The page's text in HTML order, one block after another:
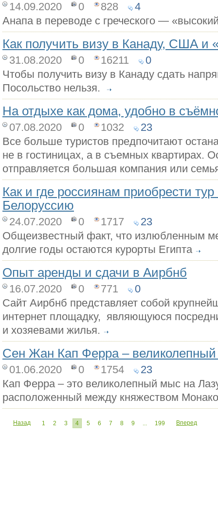
14.09.2020 0 828
4
Анапа в переводе с греческого —
Как получить визу в Канаду, США и
31.08.2020 0 16211
0
Чтобы получить визу в Канаду сдать
Посольство нельзя.
На отдыхе как дома, удобно в
07.08.2020 0 1032
23
Все больше туристов предпочитают
не в гостиницах, а в съемных квартирах.
отправляется большая компания или
Как и где россиянам приобрести тур
Белоруссию
24.07.2020 0 1717
23
Общеизвестный факт, что излюбленным
долгие годы остаются курорты Египта
Опыт аренды и сдачи в Аирбнб
16.07.2020 0 771
0
Сайт Аирбнб представляет собой
интернет площадку, являющуюся
и хозяевами жилья.
Сен Жан Кап Ферра –
01.06.2020 0 1754
23
Кап Ферра – это великолепный мыс на
расположенный между княжеством
Назад 1 2 3 4 5 6 7 8 9 ... 199 Вперед